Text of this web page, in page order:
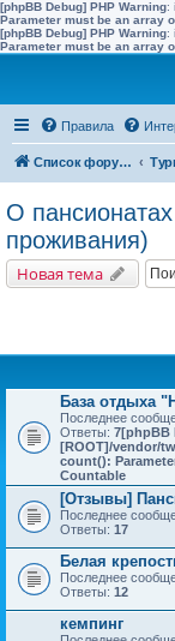
[phpBB Debug] PHP Warning:
Parameter must be an array
[phpBB Debug] PHP Warning:
Parameter must be an array
Правила
Список форумов
О
проживания)
Новая тема
База отдыха
Последнее
Ответы: 7[phpBB
[ROOT]/vendor/
count():
Countable
[Отзывы]
Последнее
Ответы: 17
Белая
Последнее
Ответы: 12
кемпинг